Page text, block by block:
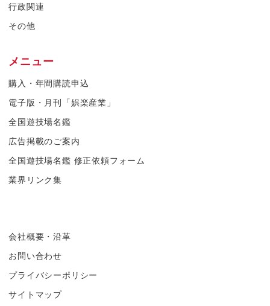
行政関連
その他
メニュー
購入・年間購読申込
電子版・月刊「娯楽産業」
全国遊技場名鑑
広告掲載のご案内
全国遊技場名鑑 修正依頼フォーム
業界リンク集
会社概要・沿革
お問い合わせ
プライバシーポリシー
サイトマップ